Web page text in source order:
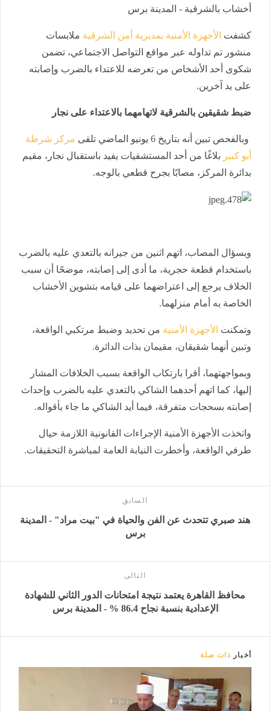
أخشاب بالشرقية - المدينة برس
كشفت الأجهزة الأمنية بمديرية أمن الشرقية ملابسات
منشور تم تداوله عبر مواقع التواصل الاجتماعي، تضمن
شكوى أحد الأشخاص من تعرضه للاعتداء بالضرب وإصابته
على يد آخرين.
ضبط شقيقين بالشرقية لاتهامهما بالاعتداء على نجار
وبالفحص تبين أنه بتاريخ 6 يونيو الماضي تلقى
مركز شرطة
أبو كبير بلاغًا من أحد المستشفيات يفيد باستقبال نجار، مقيم
بدائرة المركز، مصابًا بجرح قطعي بالوجه.
وبسؤال المصاب، اتهم اثنين من جيرانه بالتعدي عليه بالضرب
باستخدام قطعة حجرية، ما أدى إلى إصابته، موضحًا أن سبب
الخلاف يرجع إلى اعتراضهما على قيامه بتشوين الأخشاب
الخاصة به أمام منزلهما.
وتمكنت الأجهزة الأمنية من تحديد وضبط مرتكبي الواقعة،
وتبين أنهما شقيقان، مقيمان بذات الدائرة.
وبمواجهتهما، أقرا بارتكاب الواقعة بسبب الخلافات المشار
إليها، كما اتهم أحدهما الشاكي بالتعدي عليه بالضرب وإحداث
إصابته بسحجات متفرقة، فيما أيد الشاكي ما جاء بأقواله.
واتخذت الأجهزة الأمنية الإجراءات القانونية اللازمة حيال
طرفي الواقعة، وأخطرت النيابة العامة لمباشرة التحقيقات.
السابق
هند صبري تتحدث عن الفن والحياة في "بيت مراد" - المدينة
برس
التالى
محافظ القاهرة يعتمد نتيجة امتحانات الدور الثاني للشهادة
الإعدادية بنسبة نجاح 86.4 % - المدينة برس
أخبار ذات صلة